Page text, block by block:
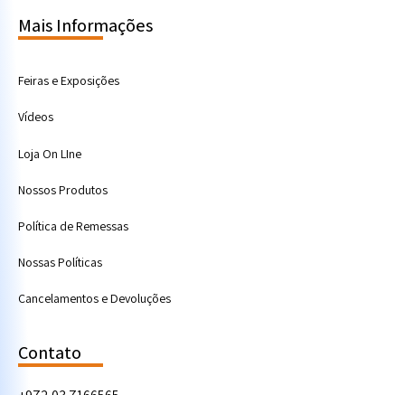
Mais Informações
Feiras e Exposições
Vídeos
Loja On LIne
Nossos Produtos
Política de Remessas
Nossas Políticas
Cancelamentos e Devoluções
Contato